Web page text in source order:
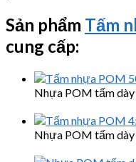
Sản phẩm Tấm
cung cấp:
Nhựa POM tấm
Nhựa POM tấm